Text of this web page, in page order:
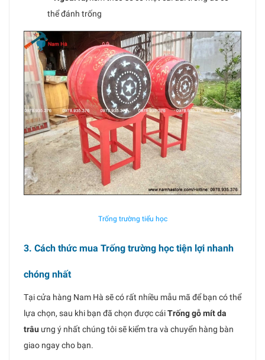
thể đánh trống
Trống trường tiểu học
3. Cách thức mua Trống trường học tiện lợi nhanh
chóng nhất
Tại cửa hàng Nam Hà sẽ có rất nhiều mẫu mã để bạn có thể
lựa chọn, sau khi bạn đã chọn được cáiTrống gỗ mít da
trâu ưng ý nhất chúng tôi sẽ kiểm tra và chuyển hàng bàn
giao ngay cho bạn.